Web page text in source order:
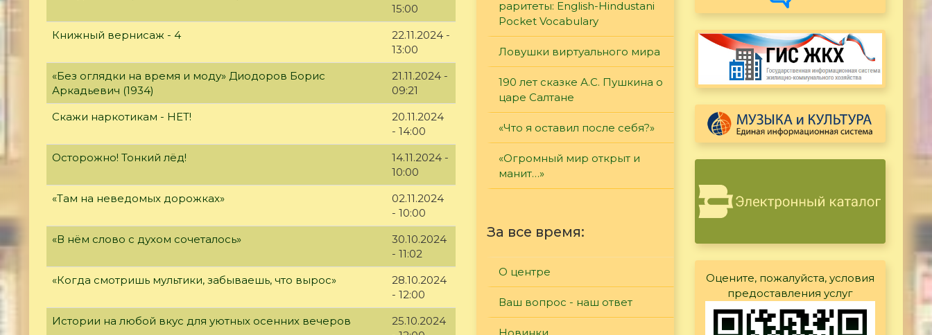
15:00
Книжный вернисаж - 4
22.11.2024 -
13:00
«Без оглядки на время и моду» Диодоров Борис
Аркадьевич (1934)
21.11.2024 -
09:21
Скажи наркотикам - НЕТ!
20.11.2024
- 14:00
Осторожно! Тонкий лёд!
14.11.2024 -
10:00
«Там на неведомых дорожках»
02.11.2024
- 10:00
«В нём слово с духом сочеталось»
30.10.2024
- 11:02
«Когда смотришь мультики, забываешь, что вырос»
28.10.2024
- 12:00
Истории на любой вкус для уютных осенних вечеров
25.10.2024
раритеты: English-Hindustani
Pocket Vocabulary
Ловушки виртуального мира
190 лет сказке А.С. Пушкина о
царе Салтане
«Что я оставил после себя?»
«Огромный мир открыт и
манит…»
За все время:
О центре
Ваш вопрос - наш ответ
Оцените, пожалуйста, условия
предоставления услуг